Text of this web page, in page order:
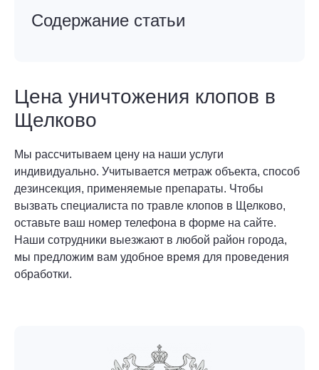
Содержание статьи
Цена уничтожения клопов в
Щелково
Мы рассчитываем цену на наши услуги
индивидуально. Учитывается метраж объекта, способ
дезинсекция, применяемые препараты. Чтобы
вызвать специалиста по травле клопов в Щелково,
оставьте ваш номер телефона в форме на сайте.
Наши сотрудники выезжают в любой район города,
мы предложим вам удобное время для проведения
обработки.